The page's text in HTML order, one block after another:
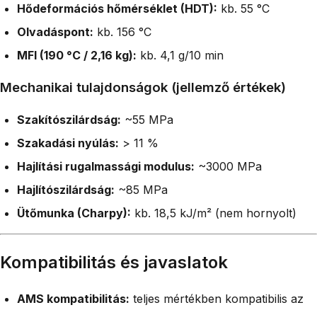
Hődeformációs hőmérséklet (HDT): kb. 55 °C
Olvadáspont: kb. 156 °C
MFI (190 °C / 2,16 kg): kb. 4,1 g/10 min
Mechanikai tulajdonságok (jellemző értékek)
Szakítószilárdság: ~55 MPa
Szakadási nyúlás: > 11 %
Hajlítási rugalmassági modulus: ~3000 MPa
Hajlítószilárdság: ~85 MPa
Ütőmunka (Charpy): kb. 18,5 kJ/m² (nem hornyolt)
Kompatibilitás és javaslatok
AMS kompatibilitás: teljes mértékben kompatibilis az